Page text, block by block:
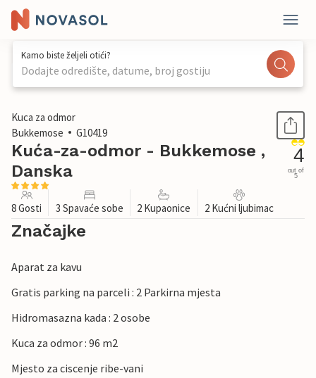
Kamo biste željeli otići?
Dodajte odredište, datume, broj gostiju
1 / 24
Kuca za odmor
Bukkemose
G10419
Kuća-za-odmor - Bukkemose ,
Danska
4
out of
5
8 Gosti 3 Spavaće sobe 2 Kupaonice 2 Kućni ljubimac
Značajke
Aparat za kavu
Gratis parking na parceli : 2 Parkirna mjesta
Hidromasazna kada : 2 osobe
Kuca za odmor : 96 m2
Mjesto za ciscenje ribe-vani